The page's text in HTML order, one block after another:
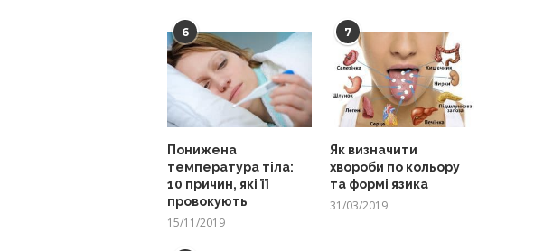
6
Понижена
температура тіла:
10 причин, які її
провокують
15/11/2019
7
Як визначити
хвороби по кольору
та формі язика
31/03/2019